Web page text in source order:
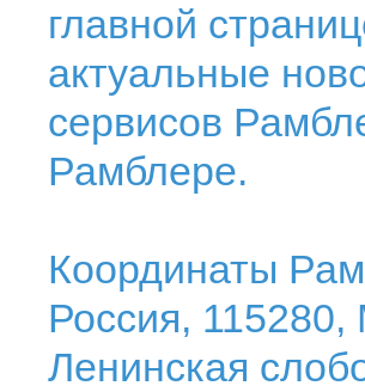
главной
актуальные
сервисов
Рамблере.
Координаты
Россия, 115280,
Ленинская